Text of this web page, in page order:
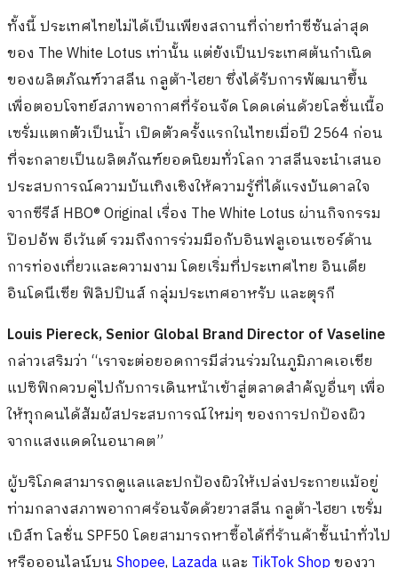
ทั้งนี้ ประเทศไทยไม่ได้เป็นเพียงสถานที่ถ่ายทำซีซันล่าสุด
ของ The White Lotus เท่านั้น แต่ยังเป็นประเทศต้นกำเนิด
ของผลิตภัณฑ์วาสลีน กลูต้า-ไฮยา ซึ่งได้รับการพัฒนาขึ้น
เพื่อตอบโจทย์สภาพอากาศที่ร้อนจัด โดดเด่นด้วยโลชั่นเนื้อ
เซรั่มแตกตัวเป็นน้ำ เปิดตัวครั้งแรกในไทยเมื่อปี 2564 ก่อน
ที่จะกลายเป็นผลิตภัณฑ์ยอดนิยมทั่วโลก วาสลีนจะนำเสนอ
ประสบการณ์ความบันเทิงเชิงให้ความรู้ที่ได้แรงบันดาลใจ
จากซีรีส์ HBO® Original เรื่อง The White Lotus ผ่านกิจกรรม
ป๊อปอัพ อีเว้นต์ รวมถึงการร่วมมือกับอินฟลูเอนเซอร์ด้าน
การท่องเที่ยวและความงาม โดยเริ่มที่ประเทศไทย อินเดีย
อินโดนีเซีย ฟิลิปปินส์ กลุ่มประเทศอาหรับ และตุรกี
Louis Piereck, Senior Global Brand Director of Vaseline
กล่าวเสริมว่า “เราจะต่อยอดการมีส่วนร่วมในภูมิภาคเอเชีย
แปซิฟิกควบคู่ไปกับการเดินหน้าเข้าสู่ตลาดสำคัญอื่นๆ เพื่อ
ให้ทุกคนได้สัมผัสประสบการณ์ใหม่ๆ ของการปกป้องผิว
จากแสงแดดในอนาคต”
ผู้บริโภคสามารถดูแลและปกป้องผิวให้เปล่งประกายแม้อยู่
ท่ามกลางสภาพอากาศร้อนจัดด้วยวาสลีน กลูต้า-ไฮยา เซรั่ม
เบิส์ท โลชั่น SPF50 โดยสามารถหาซื้อได้ที่ร้านค้าชั้นนำทั่วไป